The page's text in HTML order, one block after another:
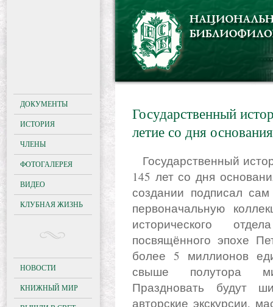
Государственный
летие со дня основания
Государственный исторический музей отмечает юбилей –
145 лет со дня
создании подписал
первоначальную
исторического
посвящённого эпохе
более 5 миллионов
свыше полутора
Праздновать будут
авторские экскурсии,
ДОКУМЕНТЫ
ИСТОРИЯ
ЧЛЕНЫ
ФОТОГАЛЕРЕЯ
ВИДЕО
КЛУБНАЯ ЖИЗНЬ
НОВОСТИ
КНИЖНЫЙ МИР